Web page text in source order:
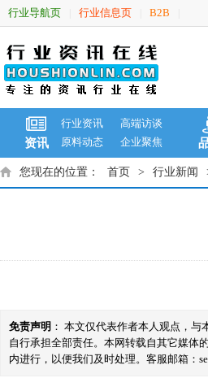
行业导航页 行业信息页 B2B
资讯
行业资讯
高端访谈
原料动态
企业聚焦
您现在的位置： 首页 > 行业新闻
免责声明 ： 本文仅代表作者本人观点，
自行承担全部责任。本网转载自其它媒体
内进行，以便我们及时处理。客服邮箱：